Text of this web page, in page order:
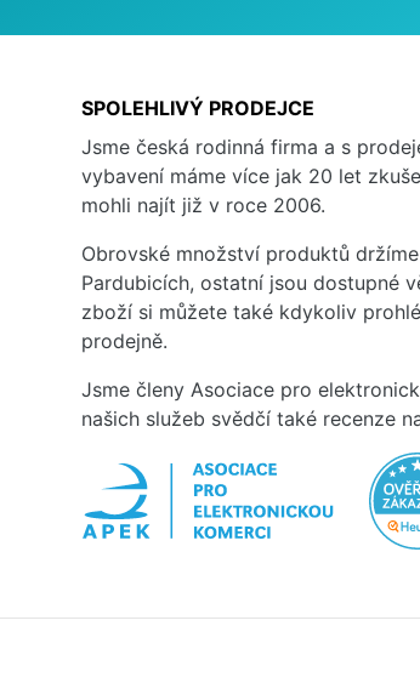
SPOLEHLIVÝ PRODEJCE
Jsme česká rodinná firma a s
vybavení máme více jak 20 let
mohli najít již v roce 2006.
Obrovské množství produktů
Pardubicích, ostatní jsou dostupné
zboží si můžete také kdykoliv
prodejně.
Jsme členy Asociace pro
našich služeb svědčí také recenze